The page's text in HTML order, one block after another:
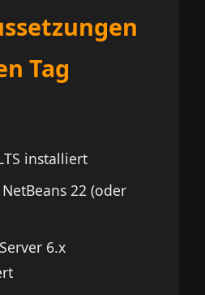
Tag
installiert
22 (oder
6.x